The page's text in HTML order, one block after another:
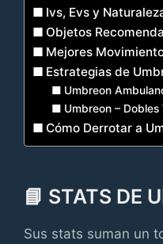
Ivs, Evs y
Objetos
Mejores
Estrategias de
Umbreon
Umbreon – Dobles
Cómo Derrotar a
📘 STATS DE
Sus stats suman un